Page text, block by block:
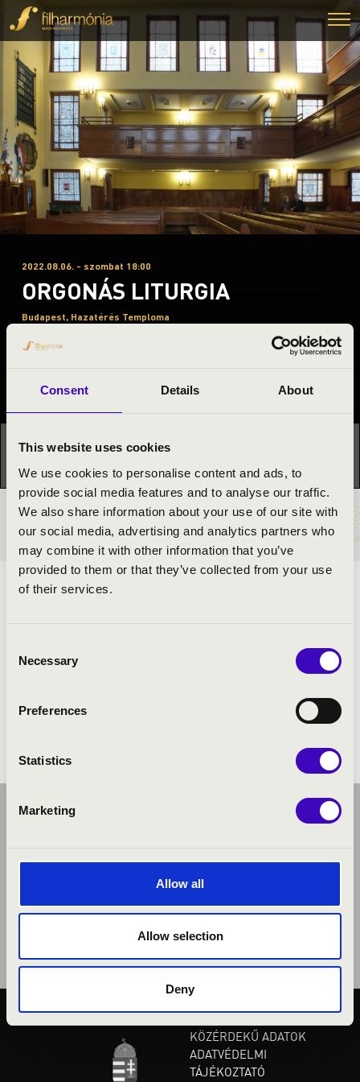
Consent Details About
This website uses cookies
We use cookies to personalise content and ads, to
provide social media features and to analyse our traffic.
We also share information about your use of our site with
our social media, advertising and analytics partners who
may combine it with other information that you’ve
provided to them or that they’ve collected from your use
of their services.
Selection
Necessary
Preferences
Statistics
Marketing
Allow all
Allow selection
Deny
2022.08.06. - szombat 18:00
ORGONÁS LITURGIA
Budapest, Hazatérés Temploma
Ez a koncert már lezajlott.
programhoz:
Orgonák éjszakája »
BÉRLET- ÉS JEGYÁRAK
ELŐADÓK:
lelkipásztor
Schmidt Dávid
KÖZÉRDEKŰ ADATOK
ADATVÉDELMI
TÁJÉKOZTATÓ